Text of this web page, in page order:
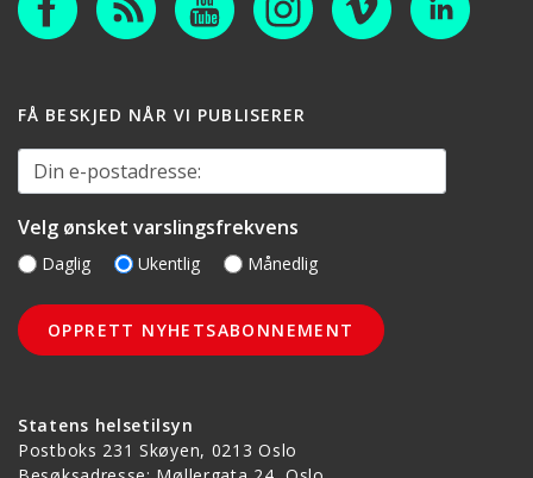
Statens helsetilsyn
Postboks 231 Skøyen, 0213 Oslo
FÅ BESKJED NÅR VI PUBLISERER
Din e-postadresse:
Velg ønsket varslingsfrekvens
Daglig Ukentlig Månedlig